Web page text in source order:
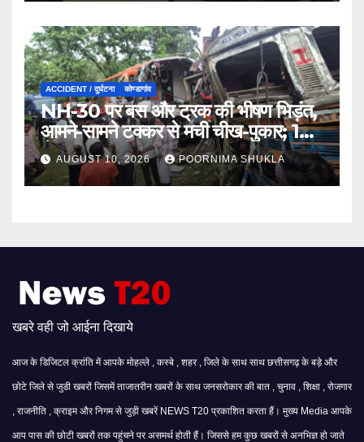
ACCIDENT / दुर्घटना कोण्डागांव
NH-30 पर बस और ट्रक की भीषण भिड़ंत,
आमने-सामने टक्कर से मची चीख-पुकार; 12
से ज्यादा यात्री घायल…
AUGUST 10, 2026 POORNIMA SHUKLA
खबरे वही जो आईना दिखाये
आज के डिजिटल क्रांति में आपके मोहल्ले , कस्बे , शहर , जिले के साथ साथ छत्तीसगढ़ के बड़े और
छोटे जिले से जुडी खबरों जिसमें ताजातरीन खबरों के साथ जनसरोकार की बात , चुनाव , शिक्षा , रोजगार
, राजनीति , क्राइम और निगम से जुड़ी खबरें NEWS T20 प्रकाशित करता हैं। मुख्य Media आपके
आप पास की छोटी खबरों तक पहुंचने पर असमर्थ होती हैं। जिससे हम कुछ खबरों से अनभिज्ञ हो जाते